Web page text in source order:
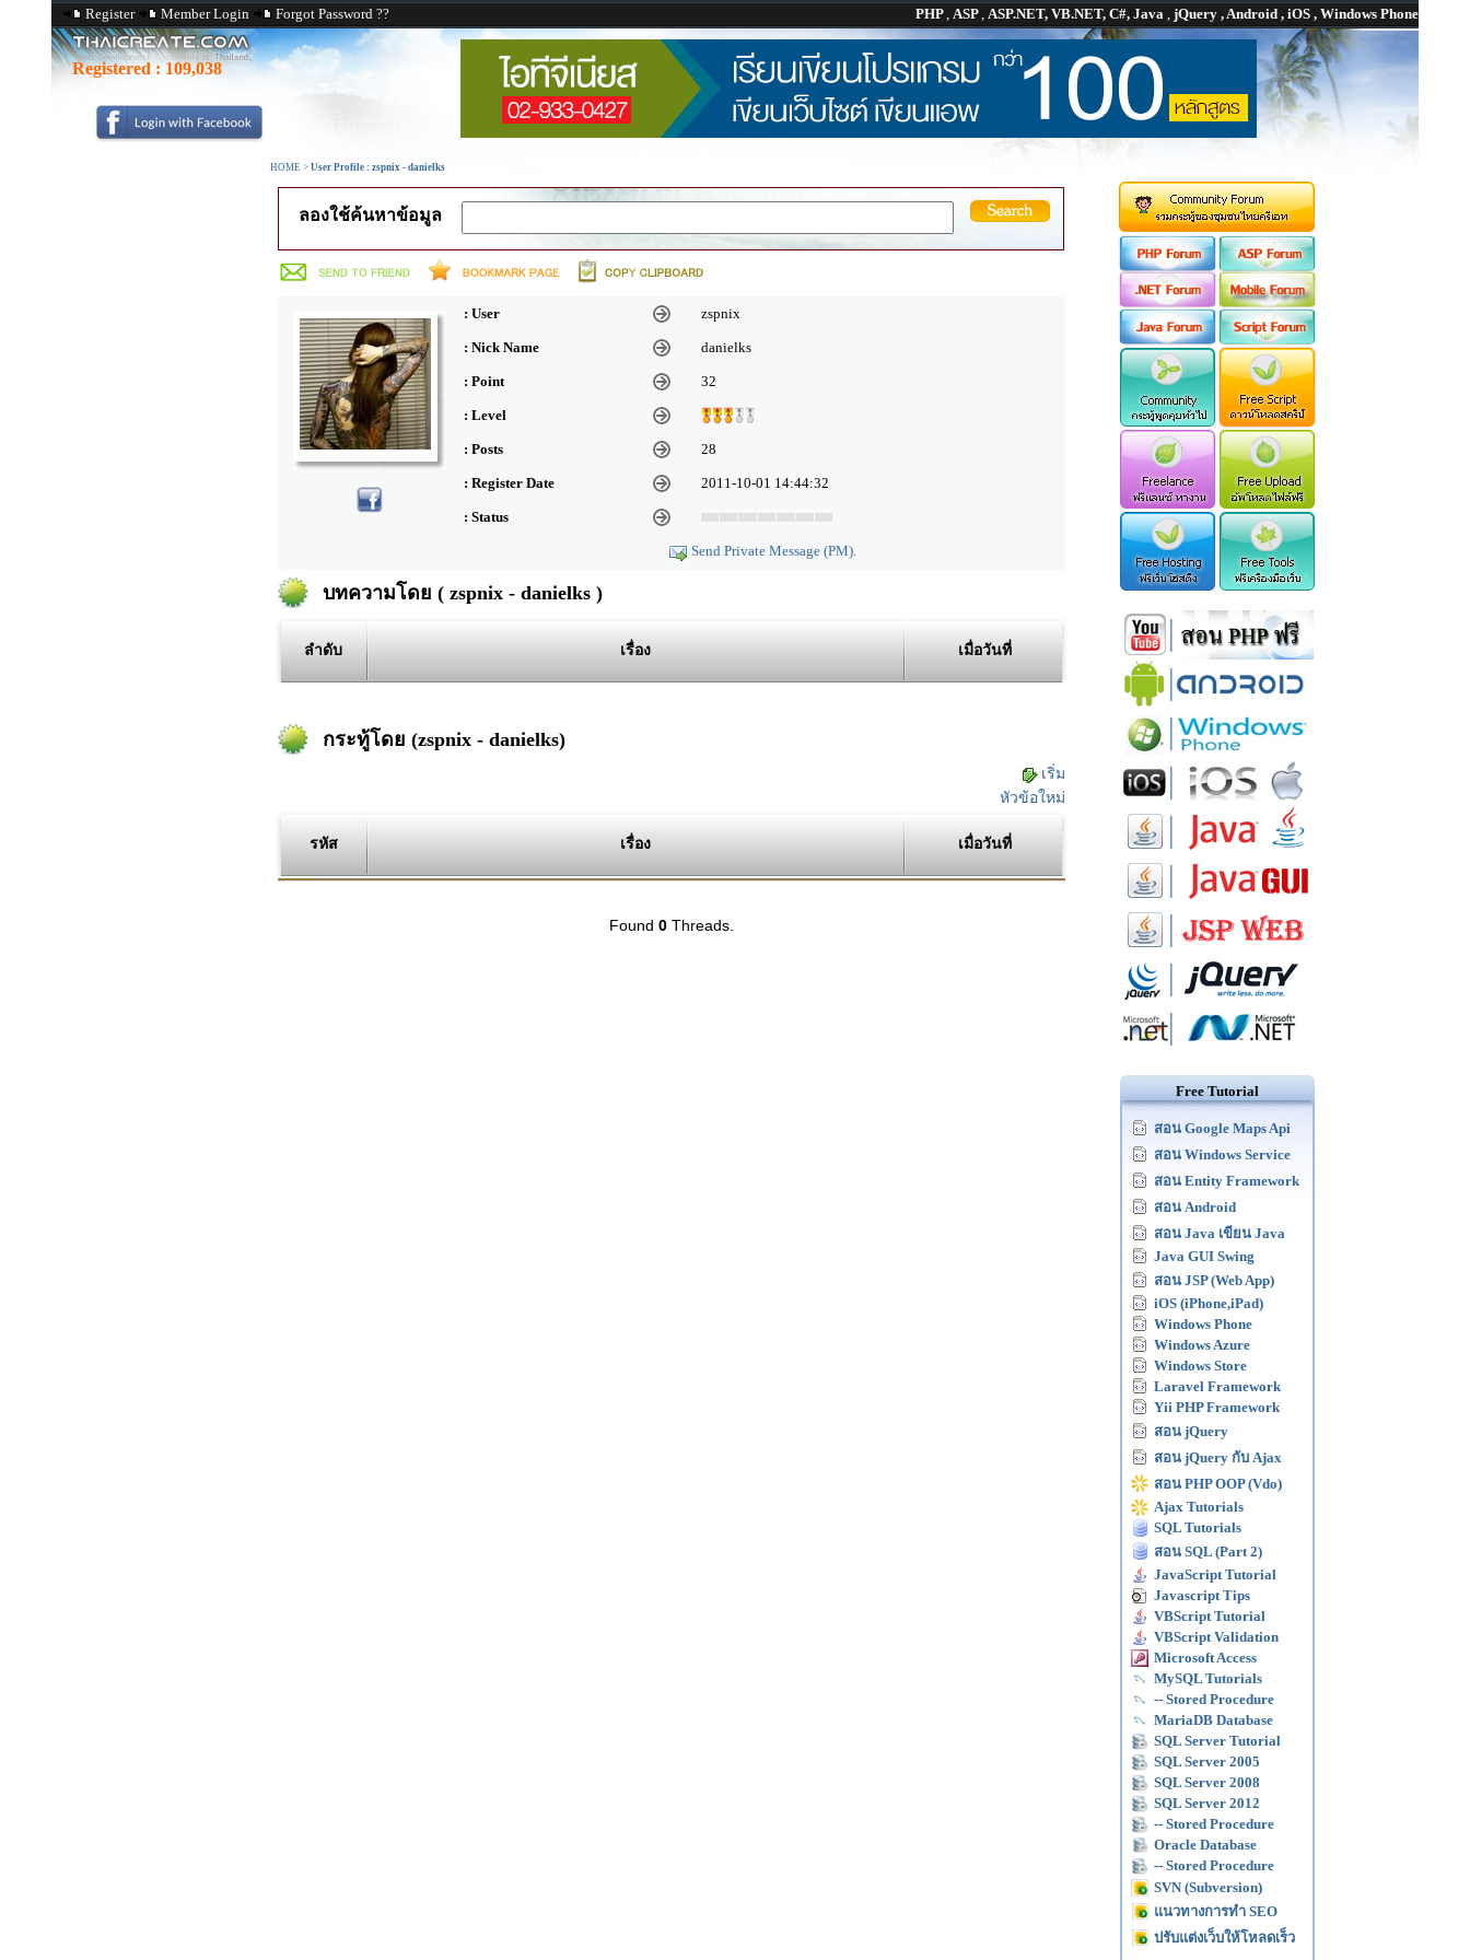
Register Member Login Forgot Password ?? PHP, ASP, ASP.NET, VB.NET, C#, Java , jQuery , Android , iOS , Windows Phone
Registered : 109,038
HOME > User Profile : zspnix - danielks
ลองใช้ค้นหาข้อมูล
: User zspnix
: Nick Name danielks
: Point 32
: Level
: Posts 28
: Register Date 2011-10-01 14:44:32
: Status
Send Private Message (PM).
บทความโดย ( zspnix - danielks )
ลำดับ เรื่อง เมื่อวันที่
กระทู้โดย (zspnix - danielks)
เริ่ม
หัวข้อใหม่
รหัส เรื่อง เมื่อวันที่
Found 0 Threads.
Free Tutorial
สอน Google Maps Api
สอน Windows Service
สอน Entity Framework
สอน Android
สอน Java เขียน Java
Java GUI Swing
สอน JSP (Web App)
iOS (iPhone,iPad)
Windows Phone
Windows Azure
Windows Store
Laravel Framework
Yii PHP Framework
สอน jQuery
สอน jQuery กับ Ajax
สอน PHP OOP (Vdo)
Ajax Tutorials
SQL Tutorials
สอน SQL (Part 2)
JavaScript Tutorial
Javascript Tips
VBScript Tutorial
VBScript Validation
Microsoft Access
MySQL Tutorials
-- Stored Procedure
MariaDB Database
SQL Server Tutorial
SQL Server 2005
SQL Server 2008
SQL Server 2012
-- Stored Procedure
Oracle Database
-- Stored Procedure
SVN (Subversion)
แนวทางการทำ SEO
ปรับแต่งเว็บให้โหลดเร็ว